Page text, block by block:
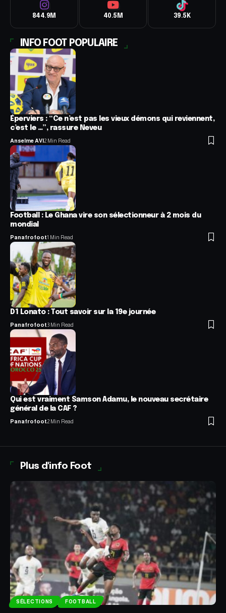
844.9M 40.5M 39.5K
INFO FOOT POPULAIRE
Éperviers : “Ce n’est pas les vieux démons qui reviennent,
c’est le …”, rassure Neveu
Anselme AVI2 Min Read
Football : Le Ghana vire son sélectionneur à 2 mois du
mondial
Panafrofoot1 Min Read
D1 Lonato : Tout savoir sur la 19e journée
Panafrofoot3 Min Read
Qui est vraiment Samson Adamu, le nouveau secrétaire
général de la CAF ?
Panafrofoot2 Min Read
Plus d'info Foot
SÉLECTIONS FOOTBALL